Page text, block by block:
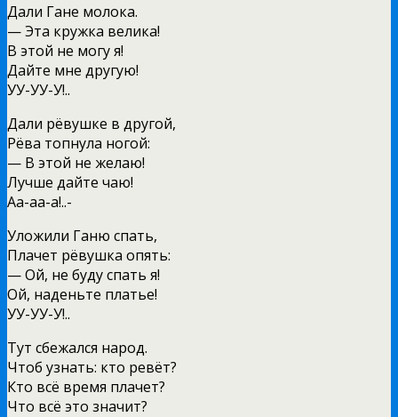
Дали Гане молока.
— Эта кружка велика!
В этой не могу я!
Дайте мне другую!
УУ-УУ-У!..
Дали рёвушке в другой,
Рёва топнула ногой:
— В этой не желаю!
Лучше дайте чаю!
Аа-аа-а!..-
Уложили Ганю спать,
Плачет рёвушка опять:
— Ой, не буду спать я!
Ой, наденьте платье!
УУ-УУ-У!..
Тут сбежался народ.
Чтоб узнать: кто ревёт?
Кто всё время плачет?
Что всё это значит?